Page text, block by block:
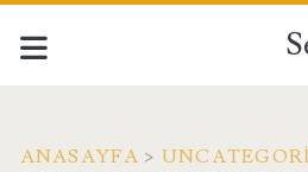
ANASAYFA >